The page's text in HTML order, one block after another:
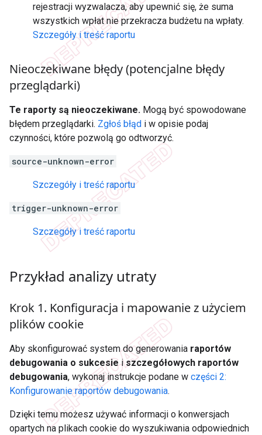
rejestracji wyzwalacza, aby upewnić się, że suma
wszystkich wpłat nie przekracza budżetu na wpłaty.
Szczegóły i treść raportu
Nieoczekiwane błędy (potencjalne błędy
przeglądarki)
Te raporty są nieoczekiwane. Mogą być spowodowane
błędem przeglądarki. Zgłoś błąd i w opisie podaj
czynności, które pozwolą go odtworzyć.
source-unknown-error
Szczegóły i treść raportu
trigger-unknown-error
Szczegóły i treść raportu
Przykład analizy utraty
Krok 1. Konfiguracja i mapowanie z użyciem
plików cookie
Aby skonfigurować system do generowania raportów
debugowania o sukcesieiszczegółowych raportów
debugowania, wykonaj instrukcje podane w części 2:
Konfigurowanie raportów debugowania.
Dzięki temu możesz używać informacji o konwersjach
opartych na plikach cookie do wyszukiwania odpowiednich